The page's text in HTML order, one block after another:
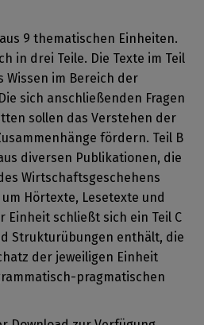
9 thematischen Einheiten.
in drei Teile. Die Texte im Teil
Wissen im Bereich der
sich anschließenden Fragen
sollen das Verstehen der
fördern. Teil B
diversen Publikationen, die
Wirtschaftsgeschehens
Hörtexte, Lesetexte und
Einheit schließt sich ein Teil C
Strukturübungen enthält, die
der jeweiligen Einheit
pragmatischen